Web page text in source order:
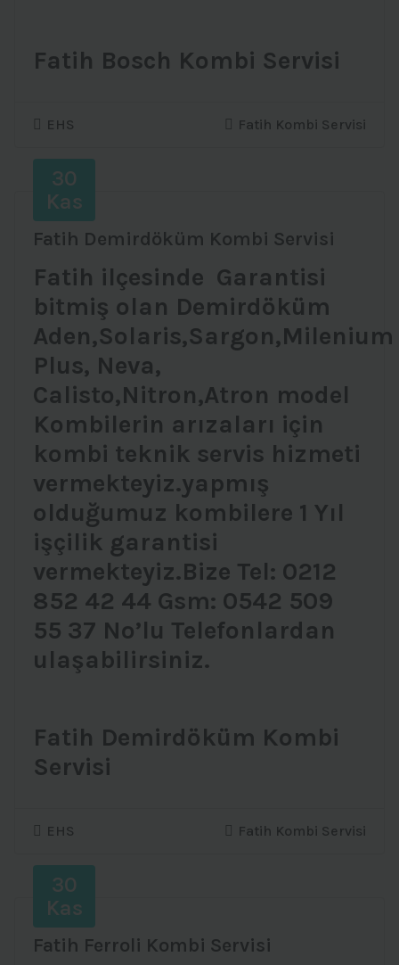
Fatih Bosch Kombi Servisi
EHS Fatih Kombi Servisi
30
Kas
Fatih Demirdöküm Kombi Servisi
Fatih ilçesinde Garantisi
bitmiş olan Demirdöküm
Aden,Solaris,Sargon,Milenium
Plus, Neva,
Calisto,Nitron,Atron model
Kombilerin arızaları için
kombi teknik servis hizmeti
vermekteyiz.yapmış
olduğumuz kombilere 1 Yıl
işçilik garantisi
vermekteyiz.Bize Tel: 0212
852 42 44 Gsm: 0542 509
55 37 No’lu Telefonlardan
ulaşabilirsiniz.
Fatih Demirdöküm Kombi
Servisi
EHS Fatih Kombi Servisi
30
Kas
Fatih Ferroli Kombi Servisi